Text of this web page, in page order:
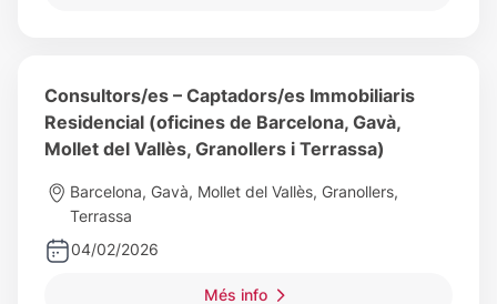
Consultors/es – Captadors/es Immobiliaris
Residencial (oficines de Barcelona, Gavà,
Mollet del Vallès, Granollers i Terrassa)
Barcelona, Gavà, Mollet del Vallès, Granollers,
Terrassa
04/02/2026
Més info